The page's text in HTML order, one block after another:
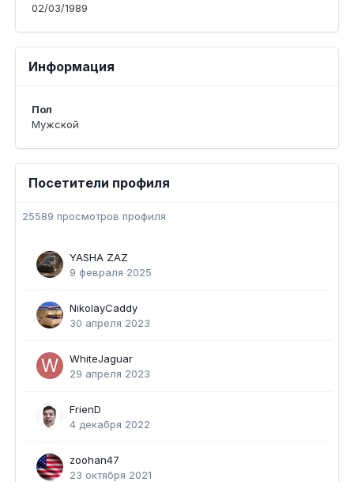
02/03/1989
Информация
Пол
Мужской
Посетители профиля
25589 просмотров профиля
YASHA ZAZ
9 февраля 2025
NikolayCaddy
30 апреля 2023
WhiteJaguar
29 апреля 2023
FrienD
4 декабря 2022
zoohan47
23 октября 2021